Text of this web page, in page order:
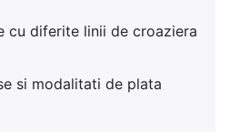
cu diferite linii de croaziera
si modalitati de plata